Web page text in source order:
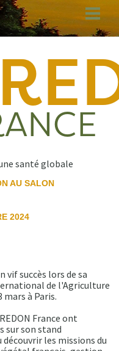
santé globale
AU SALON
2024
vif succès lors de sa
de l'Agriculture
mars à Paris.
France ont
sur son stand
les missions du